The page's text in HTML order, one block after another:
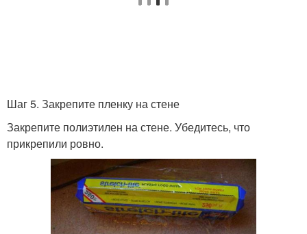
Шаг 5. Закрепите пленку на стене
Закрепите полиэтилен на стене. Убедитесь, что
прикрепили ровно.